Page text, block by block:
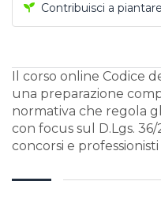
Contribuisci a
Il corso online Codice
una preparazione
normativa che regola
con focus sul D.Lgs.
concorsi e